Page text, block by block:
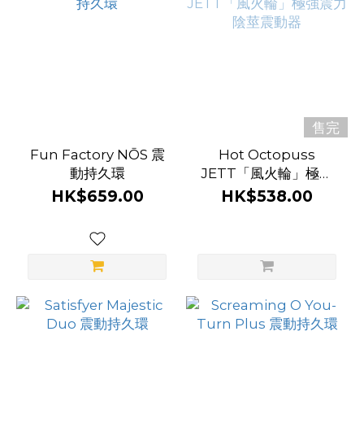
Fun Factory NŌS 震
動持久環
HK$659.00
售完
Hot Octopuss
JETT「風火輪」極強
震力陰莖震動器
HK$538.00